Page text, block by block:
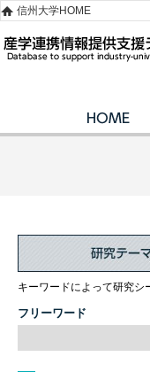
信州大学HOME
キーワードによって研究シ
フリーワード